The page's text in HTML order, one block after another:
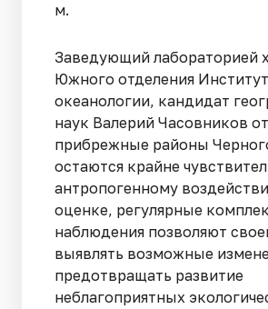
м.
Заведующий лабораторией
Южного отделения
океанологии, кандидат
наук Валерий Часовников
прибрежные районы
остаются крайне
антропогенному
оценке, регулярные
наблюдения позволяют
выявлять возможные
предотвращать развитие
неблагоприятных